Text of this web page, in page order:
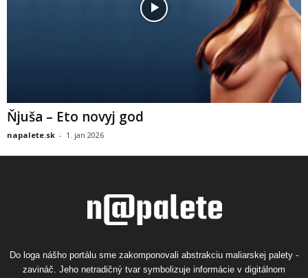
Ňjuša – Eto novyj god
napalete.sk - 1. jan 2026
Do loga nášho portálu sme zakomponovali abstrakciu maliarskej palety -
zavináč. Jeho netradičný tvar symbolizuje informácie v digitálnom